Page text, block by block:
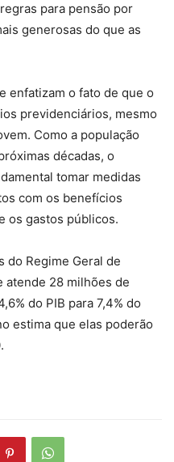
para pensão por
generosas do que as
enfatizam o fato de que o
previdenciários, mesmo
Como a população
décadas, o
tomar medidas
com os benefícios
os gastos públicos.
do Regime Geral de
atende 28 milhões de
do PIB para 7,4% do
estima que elas poderão